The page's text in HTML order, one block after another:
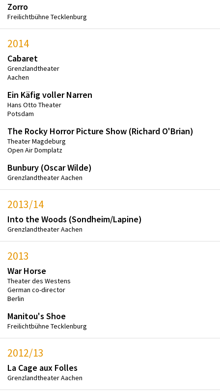
Zorro
Freilichtbühne Tecklenburg
2014
Cabaret
Grenzlandtheater
Aachen
Ein Käfig voller Narren
Hans Otto Theater
Potsdam
The Rocky Horror Picture Show (Richard O'Brian)
Theater Magdeburg
Open Air Domplatz
Bunbury (Oscar Wilde)
Grenzlandtheater Aachen
2013/14
Into the Woods (Sondheim/Lapine)
Grenzlandtheater Aachen
2013
War Horse
Theater des Westens
German co-director
Berlin
Manitou's Shoe
Freilichtbühne Tecklenburg
2012/13
La Cage aux Folles
Grenzlandtheater Aachen